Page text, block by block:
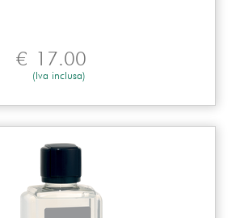
€ 17.00
(Iva inclusa)